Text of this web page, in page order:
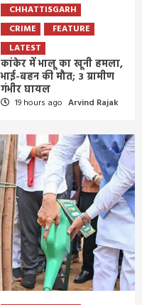
CHHATTISGARH
CRIME
FEATURE
LATEST
कांकेर में भालू का खूनी हमला,
भाई-बहन की मौत; 3 ग्रामीण
गंभीर घायल
19 hours ago Arvind Rajak